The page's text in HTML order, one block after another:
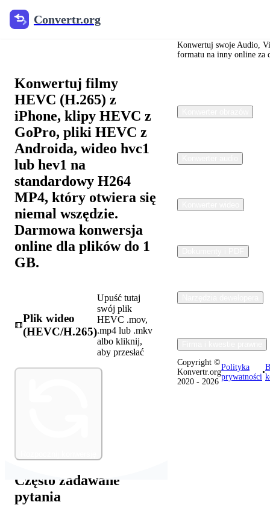
Convertr.org
Konwerter
Konwertuj filmy
HEVC (H.265) z
iPhone, klipy HEVC z
GoPro, pliki HEVC z
Androida, wideo hvc1
lub hev1 na
standardowy H264
MP4, który otwiera się
niemal wszędzie.
Darmowa konwersja
online dla plików do 1
GB.
Plik wideo
(HEVC/H.265)
Upuść tutaj
swój plik
HEVC .mov,
.mp4 lub .mkv
albo kliknij,
aby przesłać
Często zadawane
pytania
Konwertuj swoje Audio,
formatu na inny online za
Copyright ©
Konvertr.org
2020 - 2026
Polityka
prywatności
•